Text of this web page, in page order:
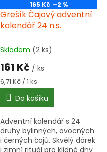
165 Kč –2 %
Grešík Čajový adventní
kalendář 24 n.s.
Skladem (2 ks)
161 Kč / ks
Měrná
cena:
6,71 Kč / 1 ks
Do košíku
Adventní kalendář s 24
druhy bylinných, ovocných
i černých čajů. Skvělý dárek
i zimní rituál pro klidné dny